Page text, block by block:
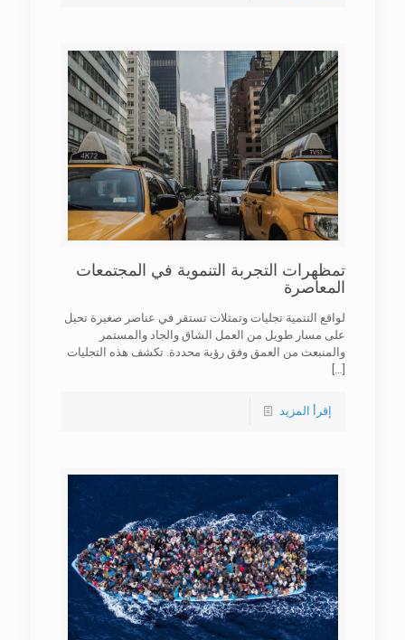
تمظهرات التجربة التنموية في المجتمعات
المعاصرة
لواقع التنمية تجليات وتمثلات تستقر في عناصر صغيرة تحيل
على مسار طويل من العمل الشاق والجاد والمستمر
والمنبعث من العمق وفق رؤية محددة. تكشف هذه التجليات
[…]
إقرأ المزيد